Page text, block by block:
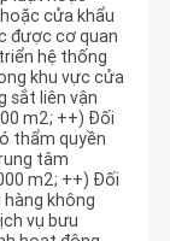
cửa khẩu
được cơ quan
hệ thống
khu vực cửa
sắt liên vận
m2; ++) Đối
thẩm quyền
tâm
m2; ++) Đối
không
vụ bưu